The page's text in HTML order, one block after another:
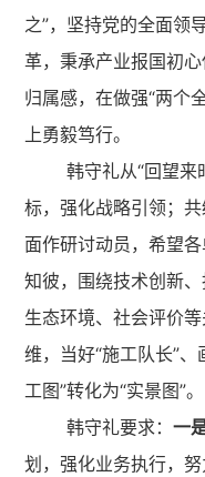
之”，坚持党的全面领
革，秉承产业报国初
归属感，在做强“两个
上勇毅笃行。
韩守礼从“回望
标，强化战略引领；
面作研讨动员，希望
知彼，围绕技术创新
生态环境、社会评价
维，当好“施工队长”
工图”转化为“实景图”。
韩守礼要求： 一
划，强化业务执行，